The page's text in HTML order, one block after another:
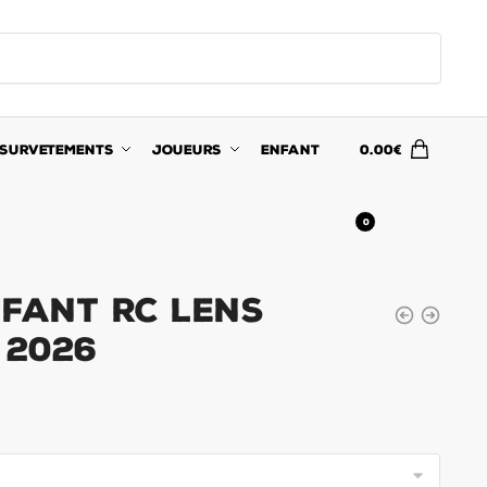
SURVETEMENTS JOUEURS ENFANT 0.00€
0
RC Lens